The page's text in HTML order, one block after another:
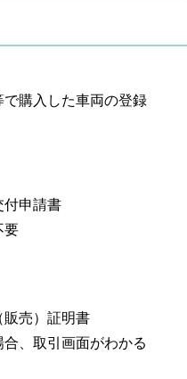
購入した車両の登録
付申請書
要
販売）証明書
、取引画面がわかる